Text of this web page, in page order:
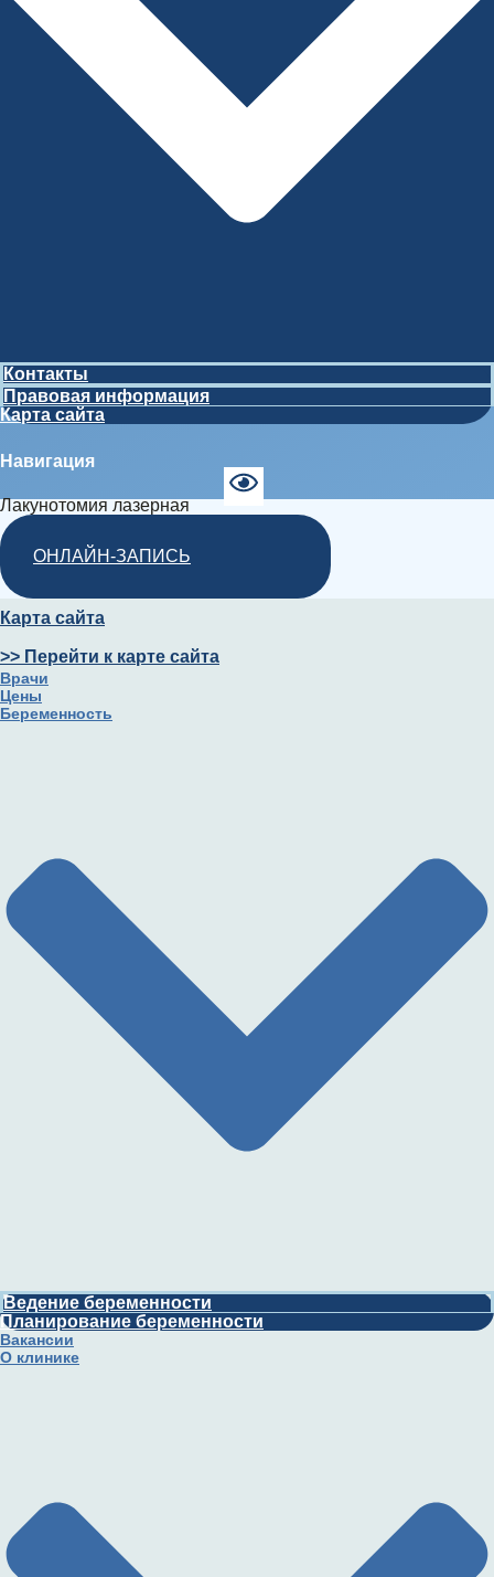
Контакты
Правовая информация
Карта сайта
Навигация
Лакунотомия лазерная
ОНЛАЙН-ЗАПИСЬ
Карта сайта
>> Перейти к карте сайта
Врачи
Цены
Беременность
Ведение беременности
Планирование беременности
Вакансии
О клинике